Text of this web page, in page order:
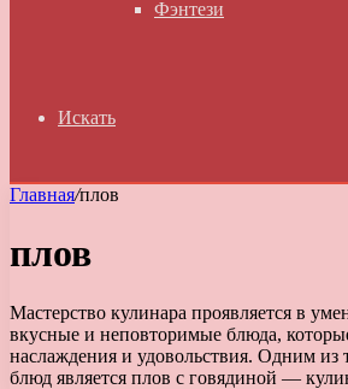
Фэнтези
Искать
Главная/плов
плов
Мастерство кулинара проявляется в
вкусные и неповторимые блюда,
наслаждения и удовольствия. Одним из
блюд является плов с говядиной —